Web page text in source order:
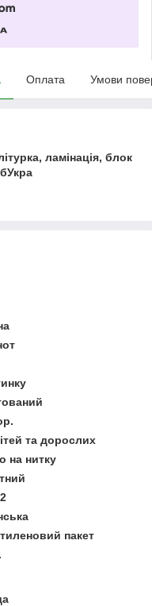
Оплата Умови
ламінація, блок
та дорослих
на нитку
пакет